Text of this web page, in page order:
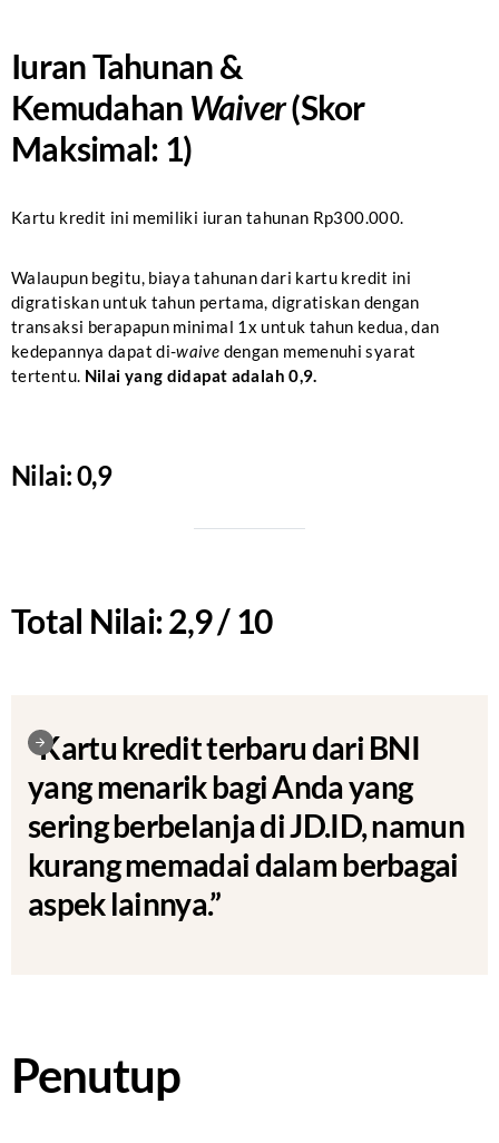
Iuran Tahunan &
Kemudahan Waiver(Skor
Maksimal: 1)
Kartu kredit ini memiliki iuran tahunan Rp300.000.
Walaupun begitu, biaya tahunan dari kartu kredit ini
digratiskan untuk tahun pertama, digratiskan dengan
transaksi berapapun minimal 1x untuk tahun kedua, dan
kedepannya dapat di-waive dengan memenuhi syarat
tertentu. Nilai yang didapat adalah 0,9.
Nilai: 0,9
Total Nilai: 2,9 / 10
“Kartu kredit terbaru dari BNI
yang menarik bagi Anda yang
sering berbelanja di JD.ID, namun
kurang memadai dalam berbagai
aspek lainnya.”
Penutup